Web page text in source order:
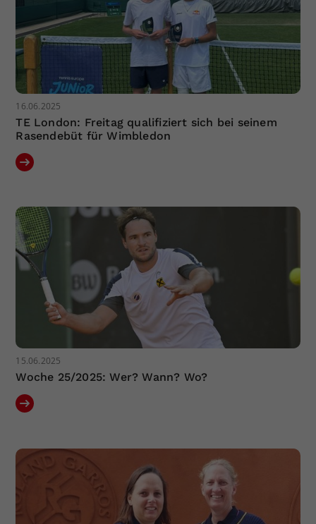
16.06.2025
TE London: Freitag qualifiziert sich bei seinem
Rasendebüt für Wimbledon
15.06.2025
Woche 25/2025: Wer? Wann? Wo?